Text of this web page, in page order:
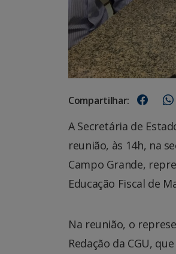
Compartilhar:
A Secretária de
reunião, às 14h, na
Campo Grande,
Educação Fiscal de
Na reunião, o
Redação da CGU,